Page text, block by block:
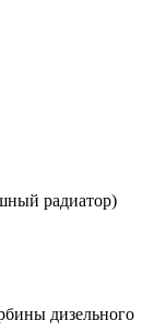
радиатор)
дизельного